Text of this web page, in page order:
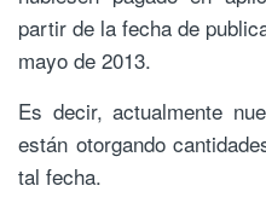
partir de la fecha de
mayo de 2013.
Es decir, actualmente
están otorgando
tal fecha.